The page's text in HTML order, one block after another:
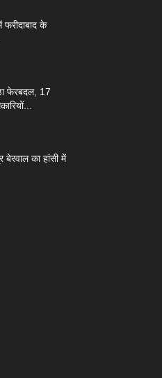
फरीदाबाद के
फेरबदल, 17
का हांसी में